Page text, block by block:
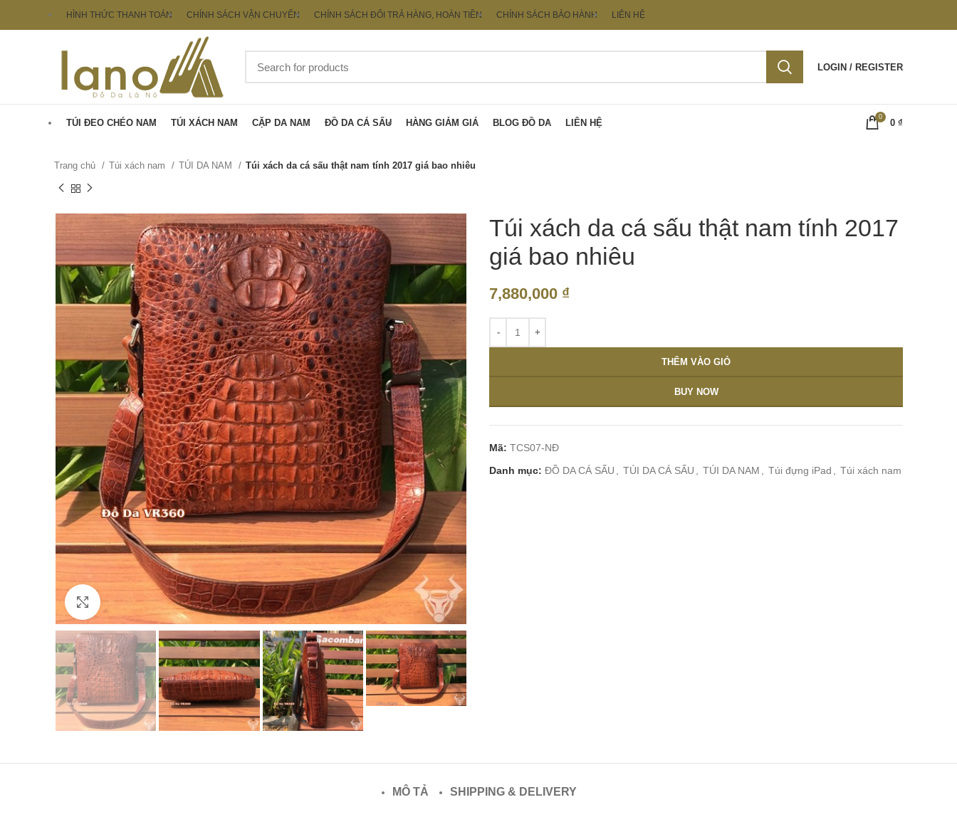
HÌNH THỨC THANH TOÁN CHÍNH SÁCH VẬN CHUYỂN CHÍNH SÁCH ĐỔI TRẢ HÀNG, HOÀN TIỀN CHÍNH SÁCH BẢO HÀNH LIÊN HỆ
LOGIN / REGISTER
TÚI ĐEO CHÉO NAM TÚI XÁCH NAM CẶP DA NAM ĐỒ DA CÁ SẤU HÀNG GIẢM GIÁ BLOG ĐỒ DA LIÊN HỆ
0
0 ₫
Trang chủ Túi xách nam TÚI DA NAM Túi xách da cá sấu thật nam tính 2017 giá bao nhiêu
Click to enlarge
Túi xách da cá sấu thật nam tính 2017
giá bao nhiêu
7,880,000 ₫
THÊM VÀO GIỎ
BUY NOW
Mã: TCS07-NĐ
Danh mục: ĐỒ DA CÁ SẤU TÚI DA CÁ SẤU TÚI DA NAM Túi đựng iPad Túi xách nam
MÔ TẢ SHIPPING & DELIVERY